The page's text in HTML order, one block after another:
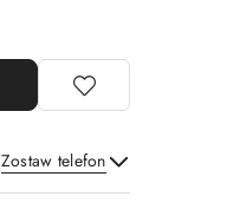
Zostaw telefon
Wyślij